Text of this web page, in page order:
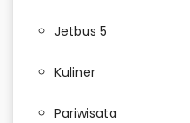
Jetbus 5
Kuliner
Pariwisata